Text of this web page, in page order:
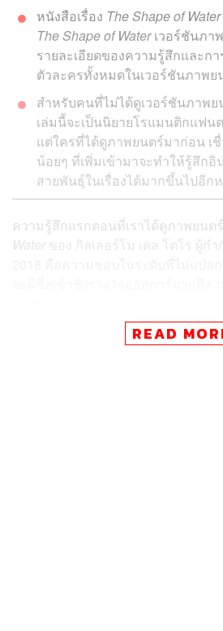
หนังสือเรื่อง The Shape of Water
The Shape of Waterเวอร์ชันภา
รายละเอียดของความรู้สึกและก
ตัวละครทั้งหมดในเวอร์ชันภาพย
สำหรับคนที่ไม่ได้ดูเวอร์ชันภาพ
เล่มนี้จะเป็นนิยายโรแมนติกแฟน
แต่ใครที่ได้ดูภาพยนตร์มาก่อน เชื่
น้อยๆ ที่เพิ่มเข้ามาจะทำให้รู้สึก
สายพันธุ์ในเรื่องได้มากขึ้นไปอีกห
ความรู้สึกแรกตอนที่เราได้ดูภาพยนตร์
Waterของ กิลเลอร์โม เดล โตโร ผู้ก
เกี่ยวกับภาพยนตร์เรื่องThe Shape of
d.co/the-shape-of-water)
READ